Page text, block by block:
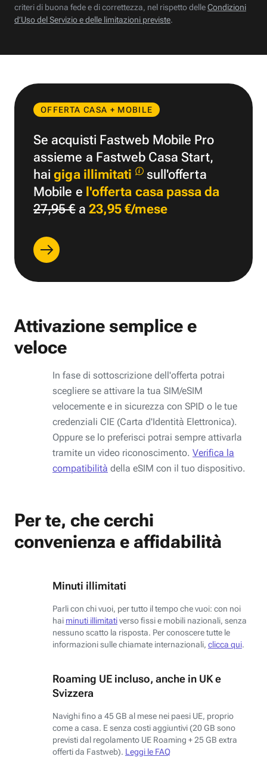
criteri di buona fede e di correttezza, nel rispetto delleCondizioni
d’Uso del Servizio e delle limitazioni previste.
OFFERTA CASA + MOBILE
Se acquisti Fastweb Mobile Pro
assieme a Fastweb Casa Start,
haigiga illimitati
sull'offerta
Mobile e l'offerta casa passa da
27,95 €a 23,95 €/mese
Attivazione semplice e
veloce
In fase di sottoscrizione dell'offerta potrai
scegliere se attivare la tua SIM/eSIM
velocemente e in sicurezza con SPID o le tue
credenziali CIE (Carta d'Identità Elettronica).
Oppure se lo preferisci potrai sempre attivarla
tramite un video riconoscimento. Verifica la
compatibilità della eSIM con il tuo dispositivo.
Per te, che cerchi
convenienza e affidabilità
Minuti illimitati
Parli con chi vuoi, per tutto il tempo che vuoi: con noi
hai minuti illimitativerso fissi e mobili nazionali, senza
nessuno scatto la risposta. Per conoscere tutte le
informazioni sulle chiamate internazionali, clicca qui.
Roaming UE incluso, anche in UK e
Svizzera
Navighi fino a 45 GB al mese nei paesi UE, proprio
come a casa. E senza costi aggiuntivi (20 GB sono
previsti dal regolamento UE Roaming + 25 GB extra
offerti da Fastweb). Leggi le FAQ